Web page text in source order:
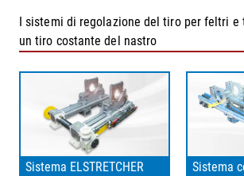
I sistemi di regolazione del tiro per feltri e
un tiro costante del nastro
Sistema ELSTRETCHER
Sistema